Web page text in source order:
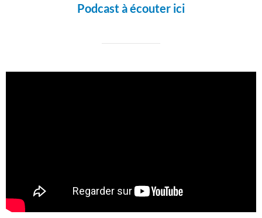
Podcast à écouter ici